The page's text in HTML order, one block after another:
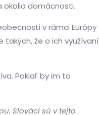
okolia domácnosti.
v rámci Európy
takých, že o ich využívaní
Pokiaľ by im to
Slováci sú v tejto